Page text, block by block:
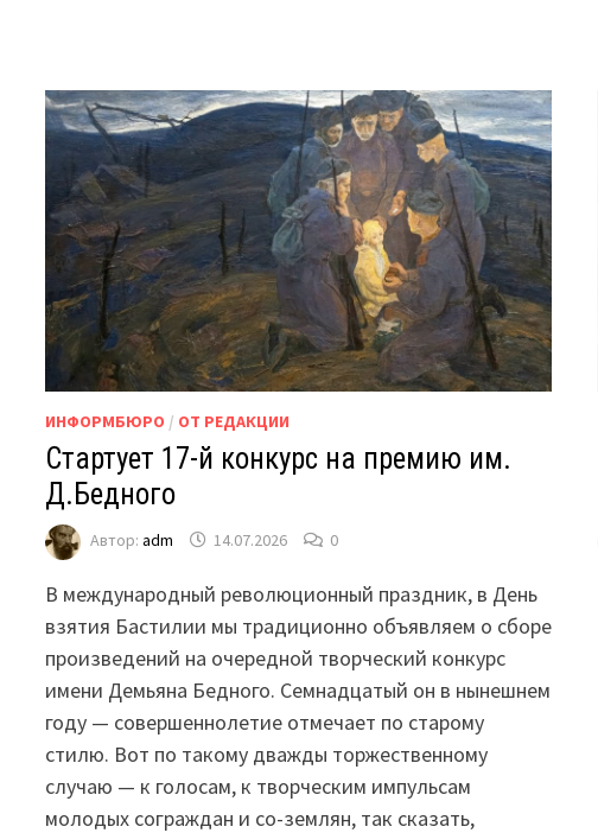
ИНФОРМБЮРО / ОТ РЕДАКЦИИ
Стартует 17-й конкурс на премию им.
Д.Бедного
Автор:adm 14.07.2026 0
В международный революционный праздник, в День
взятия Бастилии мы традиционно объявляем о сборе
произведений на очередной творческий конкурс
имени Демьяна Бедного. Семнадцатый он в нынешнем
году — совершеннолетие отмечает по старому
стилю. Вот по такому дважды торжественному
случаю — к голосам, к творческим импульсам
молодых сограждан и со-землян, так сказать,